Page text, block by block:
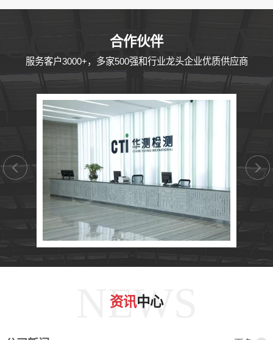
合作伙伴
服务客户3000+，多家500强和行业龙头企业优质供应商
NEWS
资讯中心